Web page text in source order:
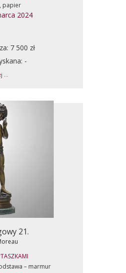
papier
2024
7 500 zł
-
...
21.
– marmur